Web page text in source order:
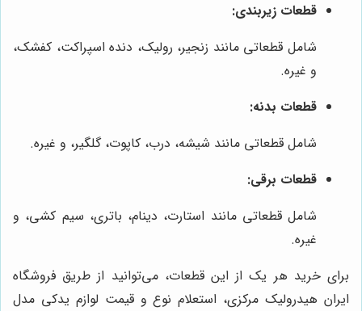
قطعات زیربندی:
شامل قطعاتی مانند زنجیر، رولیک، دنده اسپراکت، کفشک،
و غیره.
قطعات بدنه:
شامل قطعاتی مانند شیشه، درب، کاپوت، گلگیر، و غیره.
قطعات برقی:
شامل قطعاتی مانند استارت، دینام، باتری، سیم کشی، و
غیره.
برای خرید هر یک از این قطعات، می‌توانید از طریق فروشگاه
ایران هیدرولیک مرکزی، استعلام نوع و قیمت لوازم یدکی مدل